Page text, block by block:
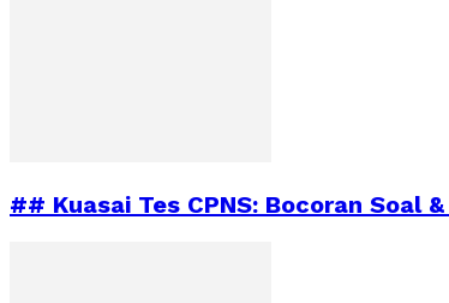
## Kuasai Tes CPNS: Bocoran Soal